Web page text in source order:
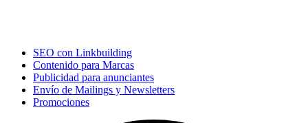
SEO con Linkbuilding
Contenido para Marcas
Publicidad para anunciantes
Envío de Mailings y Newsletters
Promociones